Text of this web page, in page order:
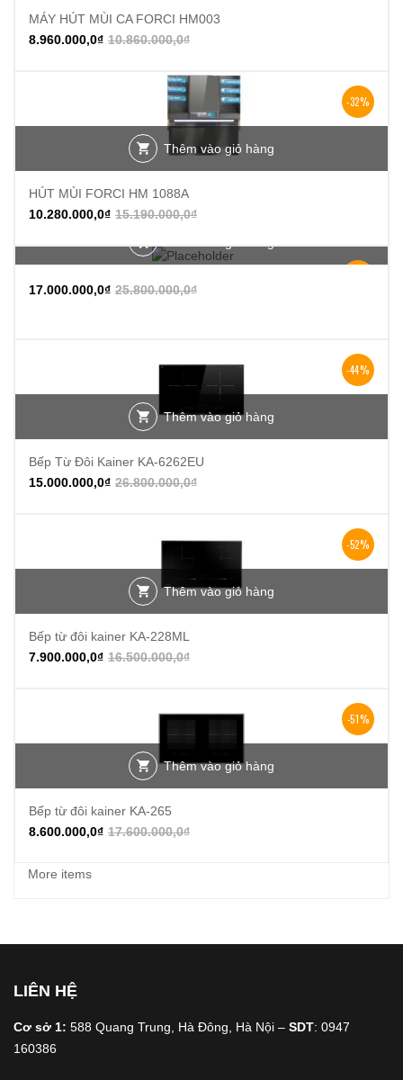
MÁY HÚT MÙI CA FORCI HM003
10.860.000,0₫
8.960.000,0₫
-32%
Thêm vào giỏ hàng
HÚT MÙI FORCI HM 1088A
15.190.000,0₫
10.280.000,0₫
25.800.000,0₫
17.000.000,0₫
-44%
Thêm vào giỏ hàng
Bếp Từ Đôi Kainer KA-6262EU
26.800.000,0₫
15.000.000,0₫
-52%
Thêm vào giỏ hàng
Bếp từ đôi kainer KA-228ML
16.500.000,0₫
7.900.000,0₫
-51%
Thêm vào giỏ hàng
Bếp từ đôi kainer KA-265
17.600.000,0₫
8.600.000,0₫
More items
LIÊN HỆ
Cơ sở 1: 588 Quang Trung, Hà Đông, Hà Nội – SDT: 0947
160386